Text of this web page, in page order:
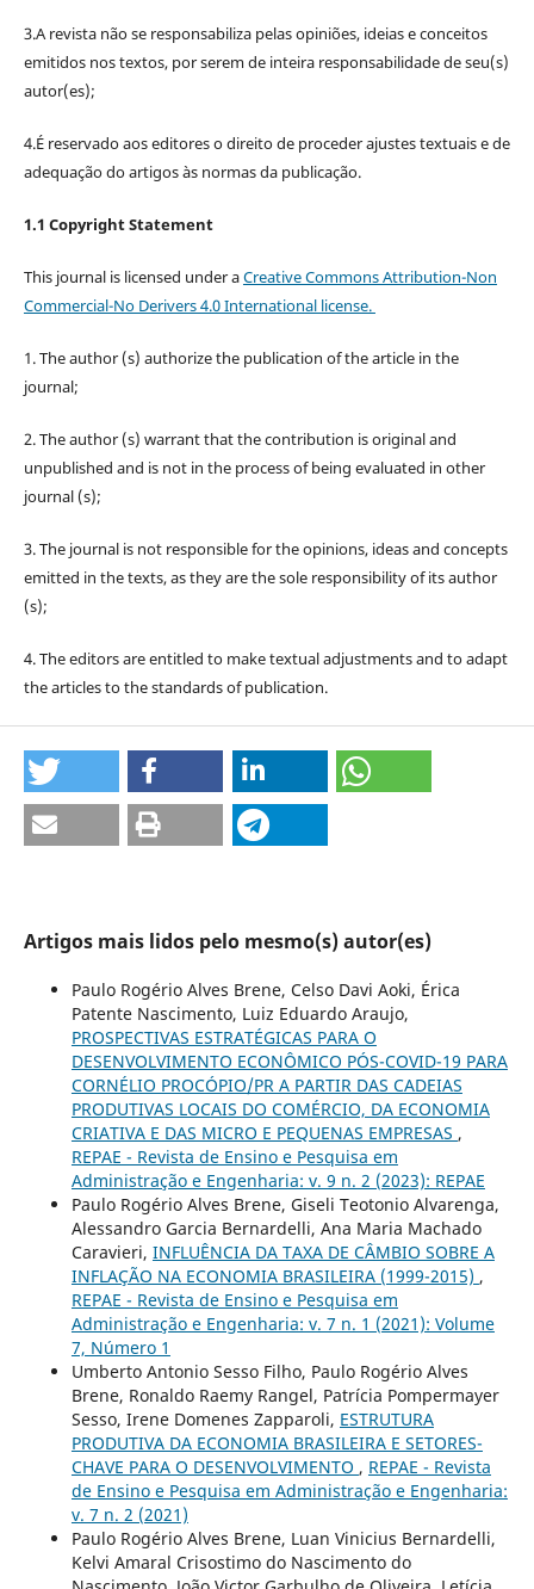
3.A revista não se responsabiliza pelas opiniões, ideias e conceitos
emitidos nos textos, por serem de inteira responsabilidade de seu(s)
autor(es);
4.É reservado aos editores o direito de proceder ajustes textuais e de
adequação do artigos às normas da publicação.
1.1 Copyright Statement
This journal is licensed under aCreative Commons Attribution-Non
Commercial-No Derivers 4.0 International license.
1. The author (s) authorize the publication of the article in the
journal;
2. The author (s) warrant that the contribution is original and
unpublished and is not in the process of being evaluated in other
journal (s);
3. The journal is not responsible for the opinions, ideas and concepts
emitted in the texts, as they are the sole responsibility of its author
(s);
4. The editors are entitled to make textual adjustments and to adapt
the articles to the standards of publication.
Artigos mais lidos pelo mesmo(s) autor(es)
Paulo Rogério Alves Brene, Celso Davi Aoki, Érica
Patente Nascimento, Luiz Eduardo Araujo,
PROSPECTIVAS ESTRATÉGICAS PARA O
DESENVOLVIMENTO ECONÔMICO PÓS-COVID-19 PARA
CORNÉLIO PROCÓPIO/PR A PARTIR DAS CADEIAS
PRODUTIVAS LOCAIS DO COMÉRCIO, DA ECONOMIA
CRIATIVA E DAS MICRO E PEQUENAS EMPRESAS ,
REPAE - Revista de Ensino e Pesquisa em
Administração e Engenharia: v. 9 n. 2 (2023): REPAE
Paulo Rogério Alves Brene, Giseli Teotonio Alvarenga,
Alessandro Garcia Bernardelli, Ana Maria Machado
Caravieri, INFLUÊNCIA DA TAXA DE CÂMBIO SOBRE A
INFLAÇÃO NA ECONOMIA BRASILEIRA (1999-2015) ,
REPAE - Revista de Ensino e Pesquisa em
Administração e Engenharia: v. 7 n. 1 (2021): Volume
7, Número 1
Umberto Antonio Sesso Filho, Paulo Rogério Alves
Brene, Ronaldo Raemy Rangel, Patrícia Pompermayer
Sesso, Irene Domenes Zapparoli, ESTRUTURA
PRODUTIVA DA ECONOMIA BRASILEIRA E SETORES-
CHAVE PARA O DESENVOLVIMENTO , REPAE - Revista
de Ensino e Pesquisa em Administração e Engenharia:
v. 7 n. 2 (2021)
Paulo Rogério Alves Brene, Luan Vinicius Bernardelli,
Kelvi Amaral Crisostimo do Nascimento do